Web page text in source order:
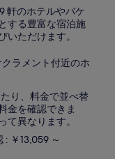
軒のホテルやバケ
する豊富な宿泊施
いただけます。
ラメント付近のホ
り、料金で並べ替
金を確認できま
異なります。
: ￥13,059 ～